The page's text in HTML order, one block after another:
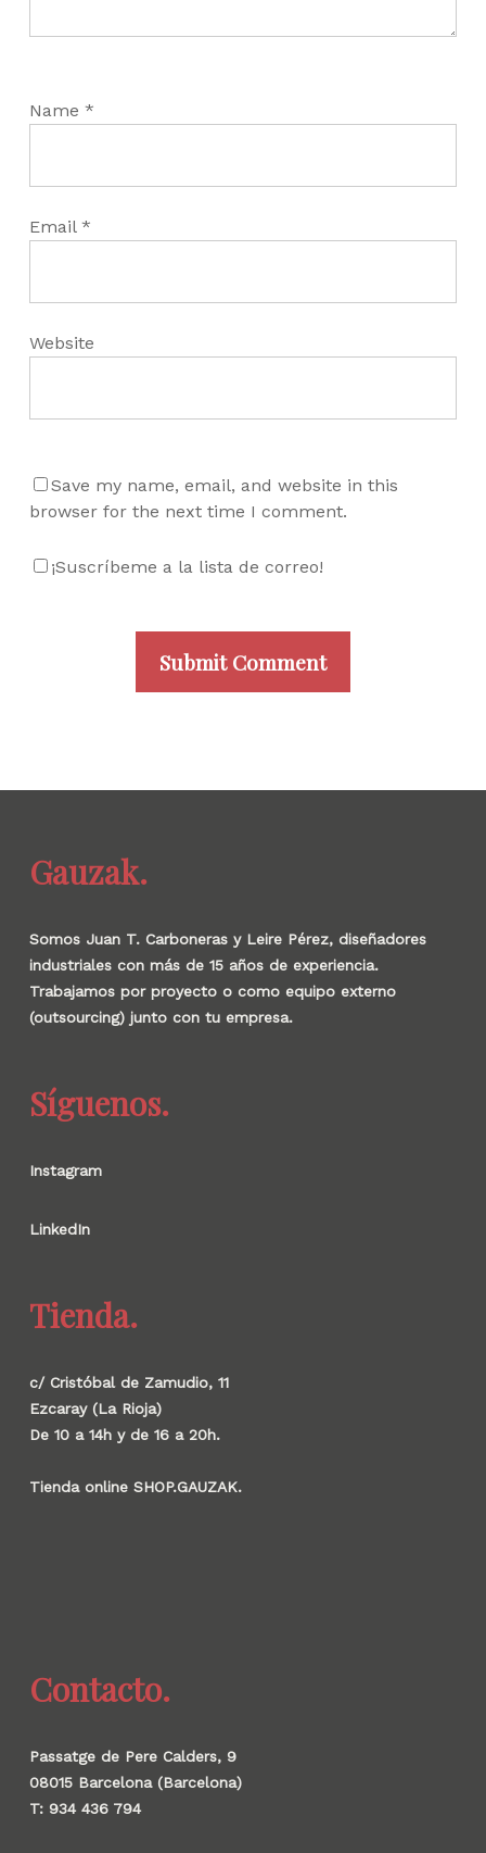
Name *
Email *
Website
Save my name, email, and website in this
browser for the next time I comment.
¡Suscríbeme a la lista de correo!
Gauzak.
Somos Juan T. Carboneras y Leire Pérez, diseñadores
industriales con más de 15 años de experiencia.
Trabajamos por proyecto o como equipo externo
(outsourcing) junto con tu empresa.
Síguenos.
Instagram
LinkedIn
Tienda.
c/ Cristóbal de Zamudio, 11
Ezcaray (La Rioja)
De 10 a 14h y de 16 a 20h.
Tienda online SHOP.GAUZAK.
Contacto.
Passatge de Pere Calders, 9
08015 Barcelona (Barcelona)
T: 934 436 794